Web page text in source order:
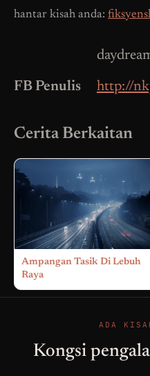
hantar kisah anda:
FB Penulis http://
Cerita Berkaitan
Ampangan Tasik Di Lebuh
Raya
ADA
Kongsi